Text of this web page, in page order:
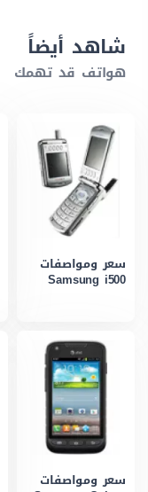
شاهد أيضاً
هواتف قد تهمك
سعر ومواصفات
Samsung i500
سعر ومواصفات